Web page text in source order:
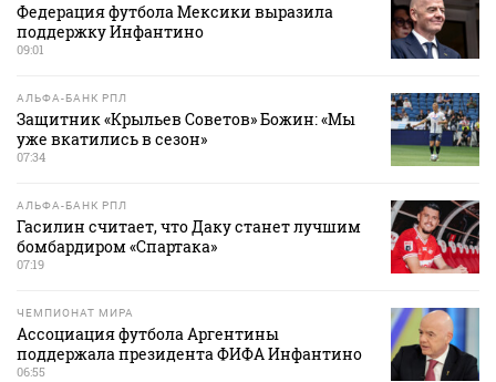
Федерация футбола Мексики выразила
поддержку Инфантино
09:01
АЛЬФА-БАНК РПЛ
Защитник «Крыльев Советов» Божин: «Мы
уже вкатились в сезон»
07:34
АЛЬФА-БАНК РПЛ
Гасилин считает, что Даку станет лучшим
бомбардиром «Спартака»
07:19
ЧЕМПИОНАТ МИРА
Ассоциация футбола Аргентины
поддержала президента ФИФА Инфантино
06:55